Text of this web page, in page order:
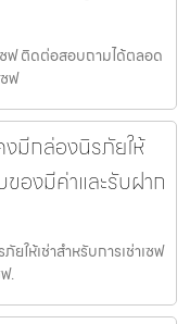
ฟ ติดต่อสอบถามได้ตลอด
ฟ
มีกล่องนิรภัยให้
ของมีค่าและรับฝาก
ให้เช่าสำหรับการเช่าเซฟ
.